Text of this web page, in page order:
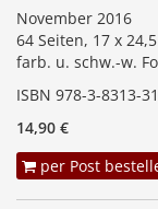
November 2016
64 Seiten, 17 x
farb. u. schw.-w.
ISBN 978-3-8313-
14,90 €
per Post